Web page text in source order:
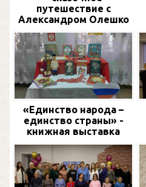
путешествие с
Александром Олешко
«Единство народа –
единство страны» -
книжная выставка